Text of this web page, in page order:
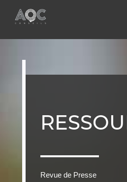
Revue de Presse